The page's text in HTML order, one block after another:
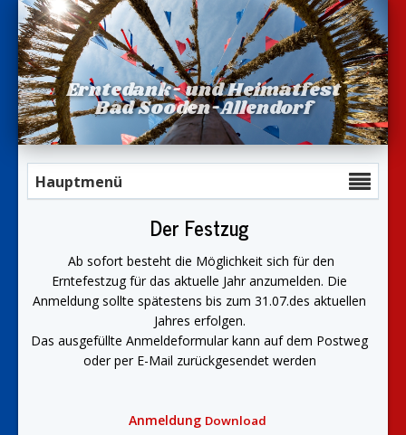
Erntedank- und Heimatfest
Bad Sooden-Allendorf
Hauptmenü
Der Festzug
Ab sofort besteht die Möglichkeit sich für den
Erntefestzug für das aktuelle Jahr anzumelden. Die
Anmeldung sollte spätestens bis zum 31.07.des aktuellen
Jahres erfolgen.
Das ausgefüllte Anmeldeformular kann auf dem Postweg
oder per E-Mail zurückgesendet werden
Anmeldung Download